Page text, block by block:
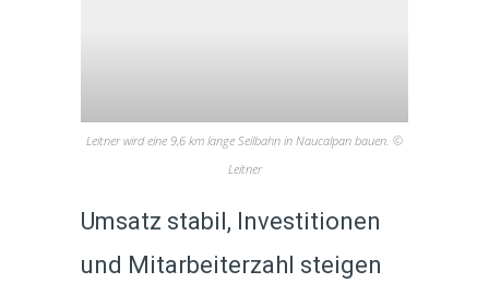
Leitner wird eine 9,6 km lange Seilbahn in Naucalpan bauen. ©
Leitner
Umsatz stabil, Investitionen
und Mitarbeiterzahl steigen